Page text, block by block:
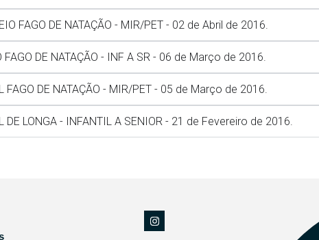
FAGO DE NATAÇÃO - MIR/PET - 02 de Abril de 2016.
FAGO DE NATAÇÃO - INF A SR - 06 de Março de 2016.
FAGO DE NATAÇÃO - MIR/PET - 05 de Março de 2016.
DE LONGA - INFANTIL A SENIOR - 21 de Fevereiro de 2016.